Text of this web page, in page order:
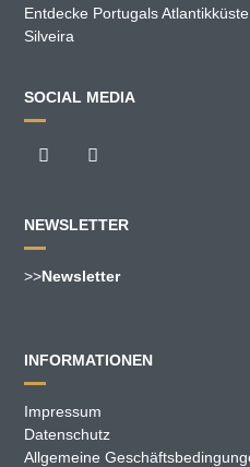
Entdecke Portugals
Silveira
SOCIAL MEDIA
NEWSLETTER
>>Newsletter
INFORMATIONEN
Impressum
Datenschutz
Allgemeine